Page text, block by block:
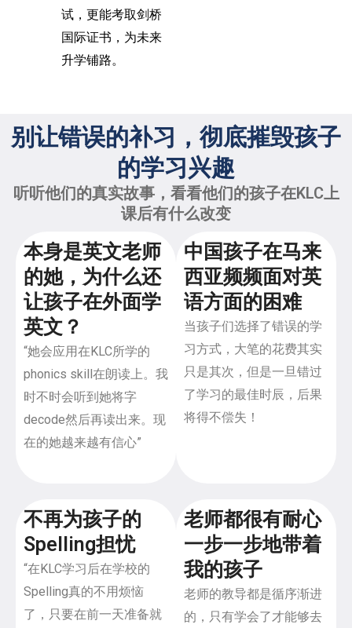
试，更能考取剑桥
国际证书，为未来
升学铺路。
别让错误的补习，彻底摧毁孩子
的学习兴趣
听听他们的真实故事，看看他们的孩子在KLC上
课后有什么改变
本身是英文老师
的她，为什么还
让孩子在外面学
英文？
“她会应用在KLC所学的
phonics skill在朗读上。我
时不时会听到她将字
decode然后再读出来。现
在的她越来越有信心”
中国孩子在马来
西亚频频面对英
语方面的困难
当孩子们选择了错误的学
习方式，大笔的花费其实
只是其次，但是一旦错过
了学习的最佳时辰，后果
将得不偿失！
不再为孩子的
Spelling担忧
“在KLC学习后在学校的
Spelling真的不用烦恼
了，只要在前一天准备就
老师都很有耐心
一步一步地带着
我的孩子
老师的教导都是循序渐进
的，只有学会了才能够去